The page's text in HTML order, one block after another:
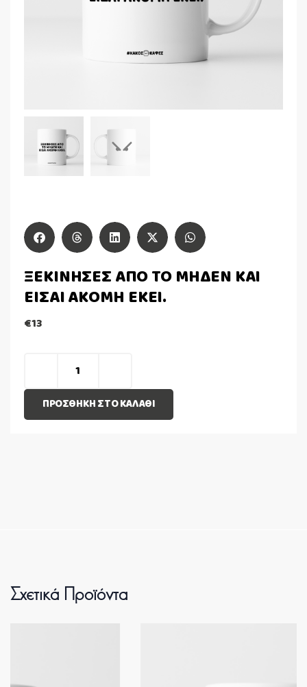
ΞΕΚΙΝΗΣΕΣ ΑΠΟ ΤΟ ΜΗΔΕΝ ΚΑΙ
ΕΙΣΑΙ ΑΚΟΜΗ ΕΚΕΙ.
€13
ΠΡΟΣΘΉΚΗ ΣΤΟ ΚΑΛΆΘΙ
Σχετικά Προϊόντα